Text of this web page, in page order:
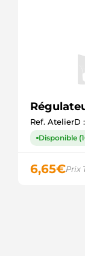
Ref. AtelierD :
Disponible
6,65€Prix